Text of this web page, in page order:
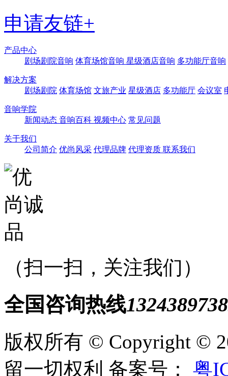
申请友链+
产品中心
剧场剧院音响 体育场馆音响 星级酒店音响 多功能厅音响
解决方案
剧场剧院 体育场馆 文旅产业 星级酒店 多功能厅 会议室
音响学院
新闻动态 音响百科 视频中心 常见问题
关于我们
公司简介 优尚风采 代理品牌 代理资质 联系我们
（扫一扫，关注我们）
全国咨询热线
版权所有 © Copyright ©
留一切权利 备案号：
粤